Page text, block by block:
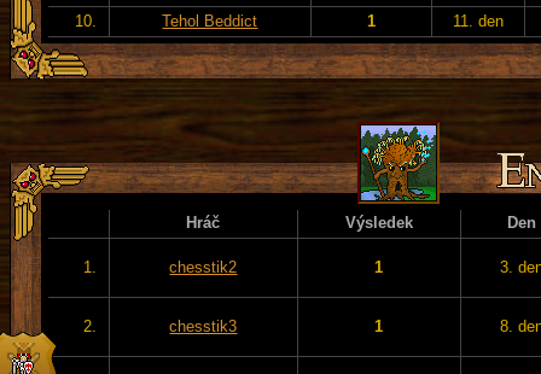
10.
Tehol Beddict 1 11. den
Hráč Výsledek Den
1. chesstik2 1 3.
2. chesstik3 1 8.